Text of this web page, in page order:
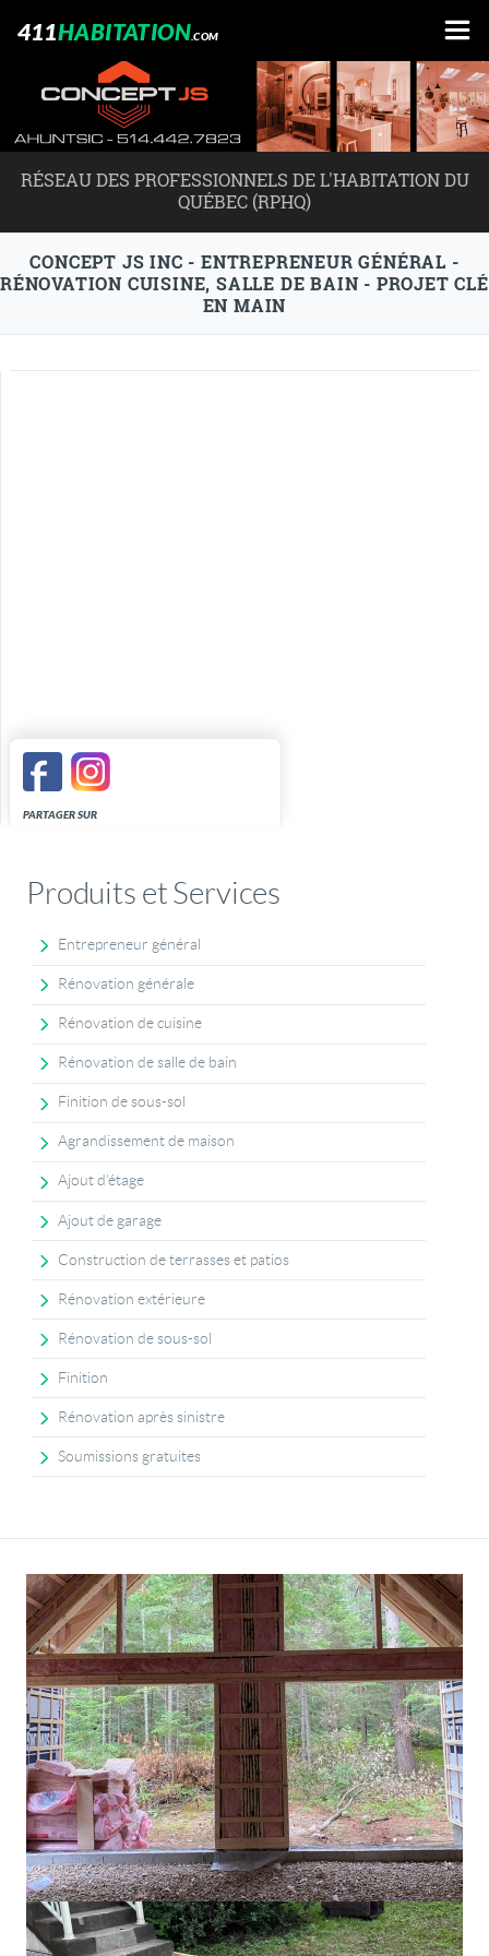
411HABITATION.COM
RÉSEAU DES PROFESSIONNELS DE L'HABITATION DU
QUÉBEC (RPHQ)
CONCEPT JS INC - ENTREPRENEUR GÉNÉRAL -
RÉNOVATION CUISINE, SALLE DE BAIN - PROJET CLÉ
EN MAIN
PARTAGER SUR
Produits et Services
Entrepreneur général
Rénovation générale
Rénovation de cuisine
Rénovation de salle de bain
Finition de sous-sol
Agrandissement de maison
Ajout d’étage
Ajout de garage
Construction de terrasses et patios
Rénovation extérieure
Rénovation de sous-sol
Finition
Rénovation après sinistre
Soumissions gratuites